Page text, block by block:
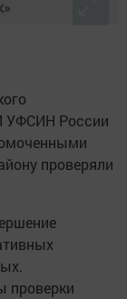
УФСИН России
проверяли
проверки